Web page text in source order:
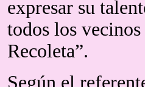
expresar su
todos los
Recoleta”.
Según el